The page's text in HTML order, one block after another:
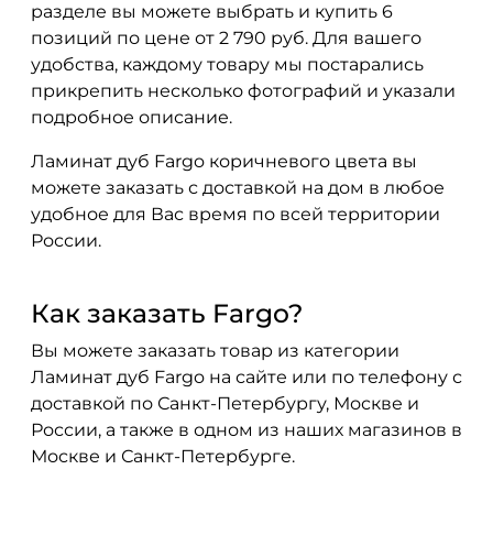
разделе вы можете выбрать и купить 6
позиций по цене от 2 790 руб. Для вашего
удобства, каждому товару мы постарались
прикрепить несколько фотографий и указали
подробное описание.
Ламинат дуб Fargo коричневого цвета вы
можете заказать с доставкой на дом в любое
удобное для Вас время по всей территории
России.
Как заказать Fargo?
Вы можете заказать товар из категории
Ламинат дуб Fargo на сайте или по телефону с
доставкой по Санкт-Петербургу, Москве и
России, а также в одном из наших магазинов в
Москве и Санкт-Петербурге.